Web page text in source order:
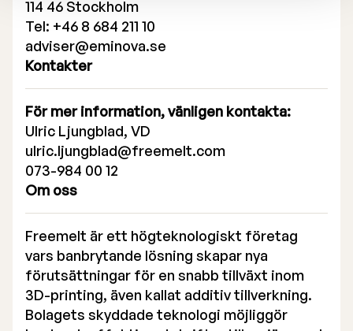
114 46 Stockholm
Tel: +46 8 684 211 10
adviser@eminova.se
Kontakter
För mer information, vänligen kontakta:
Ulric Ljungblad, VD
ulric.ljungblad@freemelt.com
073-984 00 12
Om oss
Freemelt är ett högteknologiskt företag
vars banbrytande lösning skapar nya
förutsättningar för en snabb tillväxt inom
3D-printing, även kallat additiv tillverkning.
Bolagets skyddade teknologi möjliggör